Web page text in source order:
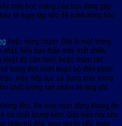
máy bọc màng của bạn đang gặp
trì ngay lập tức để tránh hỏng hóc
hoặc nóng chậm: Đây là một trong
nhất. Nếu bạn thấy máy mất nhiều
nhiệt độ cần thiết, hoặc thậm chí
bóng đèn nhiệt hoặc bộ điều khiển
Việc tiếp tục sử dụng máy trong
chất lượng sản phẩm và lãng phí
đều: Khi máy hoạt động không ổn
có chất lượng kém. Dấu hiệu này cho
phân bổ đều, quạt gió bị yếu, hoặc